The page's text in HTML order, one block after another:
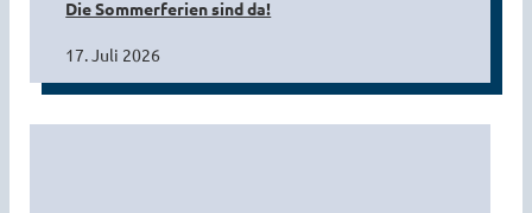
Die Sommerferien sind da!
17. Juli 2026